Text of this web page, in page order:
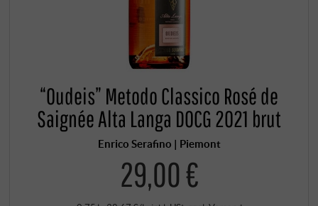
“Oudeis” Metodo Classico Rosé de
Saignée Alta Langa DOCG 2021 brut
Enrico Serafino | Piemont
29,00 €